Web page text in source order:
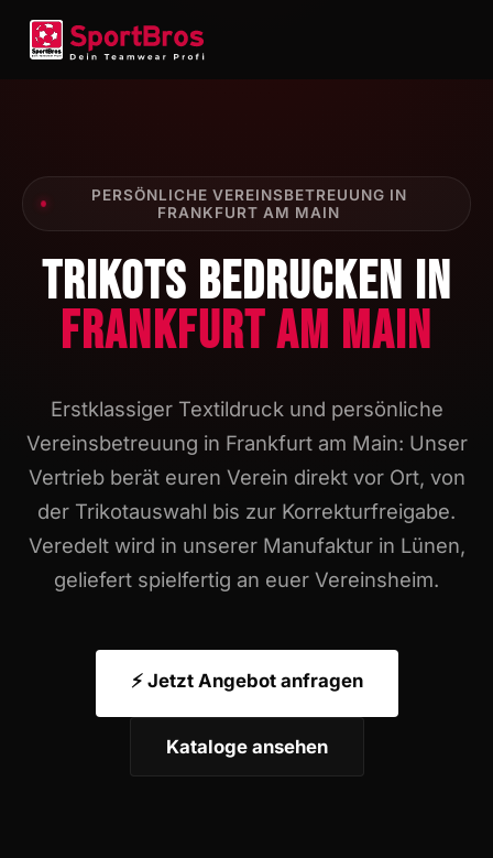
PERSÖNLICHE VEREINSBETREUUNG IN
FRANKFURT AM MAIN
TRIKOTS BEDRUCKEN IN
FRANKFURT AM MAIN
Erstklassiger Textildruck und persönliche
Vereinsbetreuung in Frankfurt am Main: Unser
Vertrieb berät euren Verein direkt vor Ort, von
der Trikotauswahl bis zur Korrekturfreigabe.
Veredelt wird in unserer Manufaktur in Lünen,
geliefert spielfertig an euer Vereinsheim.
⚡ Jetzt Angebot anfragen
Kataloge ansehen